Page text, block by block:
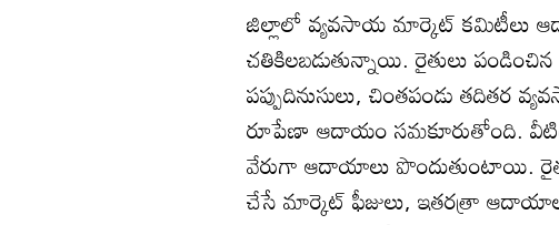
జిల్లాలో వ్యవసాయ మార్కెట్‌ కమిటీలు
చతికిలబడుతున్నాయి. రైతులు పండించిన
పప్పుదినుసులు, చింతపండు తదితర
రూపేణా ఆదాయం సమకూరుతోంది.
వేరుగా ఆదాయాలు పొందుతుంటాయి.
చేసే మార్కెట్‌ ఫీజులు, ఇతరత్రా